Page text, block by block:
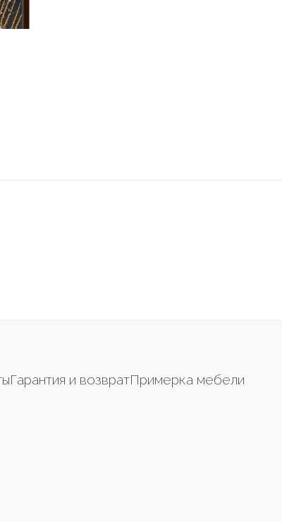
Гарантия и возвратПримерка мебели